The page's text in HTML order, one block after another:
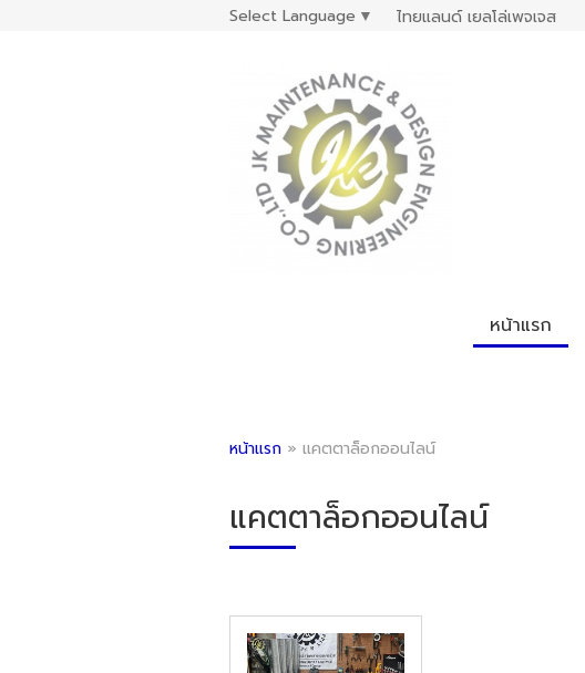
Select Language ▼ ไทยแลนด์ เยลโล่เพจเจส
หน้าแรก
หน้าแรก » แคตตาล็อกออนไลน์
แคตตาล็อกออนไลน์